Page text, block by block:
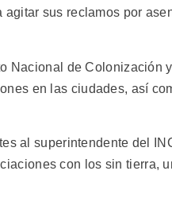
sus reclamos por
Nacional de Colonización
en las ciudades, así
al superintendente del
con los sin tierra,